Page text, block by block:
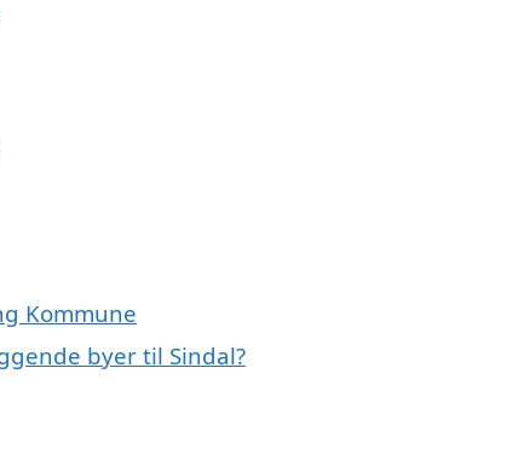
Kommune
byer til Sindal?